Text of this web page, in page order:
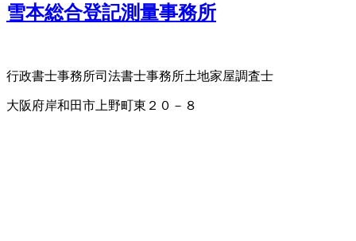
雪本総合登記測量事務所
行政書士事務所司法書士事務所土地家屋調査士
大阪府岸和田市上野町東２０－８